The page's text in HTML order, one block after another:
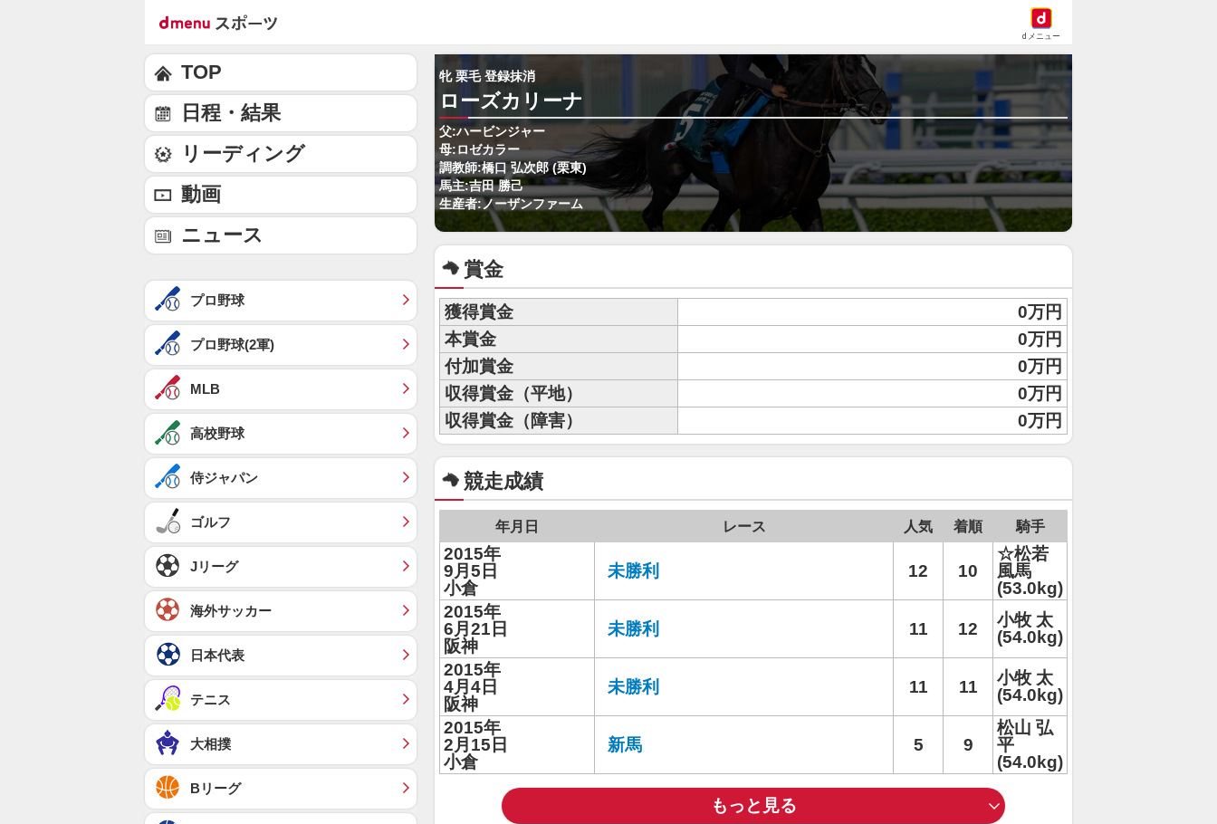
dメニュー
牝 栗毛 登録抹消
ローズカリーナ
父:ハービンジャー
母:ロゼカラー
調教師:橋口 弘次郎 (栗東)
馬主:吉田 勝己
生産者:ノーザンファーム
賞金
獲得賞金
0万円
本賞金
0万円
付加賞金
0万円
収得賞金（平地）
0万円
収得賞金（障害）
0万円
競走成績
年月日 レース 人気 着順 騎手
2015年
9月5日
小倉
未勝利 12 10
☆松若
風馬
(53.0kg)
2015年
6月21日
阪神
未勝利 11 12
小牧 太
(54.0kg)
2015年
4月4日
阪神
未勝利 11 11
小牧 太
(54.0kg)
2015年
2月15日
小倉
新馬 5 9
松山 弘
平
(54.0kg)
もっと見る
TOP
日程・結果
リーディング
動画
ニュース
プロ野球
プロ野球(2軍)
MLB
高校野球
侍ジャパン
ゴルフ
Jリーグ
海外サッカー
日本代表
テニス
大相撲
Bリーグ